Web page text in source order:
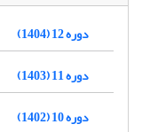
دوره 12 (1404)
دوره 11 (1403)
دوره 10 (1402)